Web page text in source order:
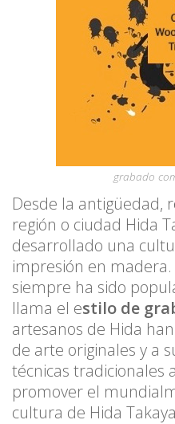
grabado
Desde la antigüedad,
región o ciudad Hida
desarrollado una
impresión en
siempre ha sido
llama el estilo de
artesanos de Hida
de arte originales y a
técnicas tradicionales
promover el
cultura de Hida